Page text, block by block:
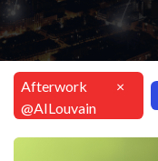
Afterwork
@AILouvain
×